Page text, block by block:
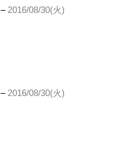
–2016/08/30(火)
–2016/08/30(火)